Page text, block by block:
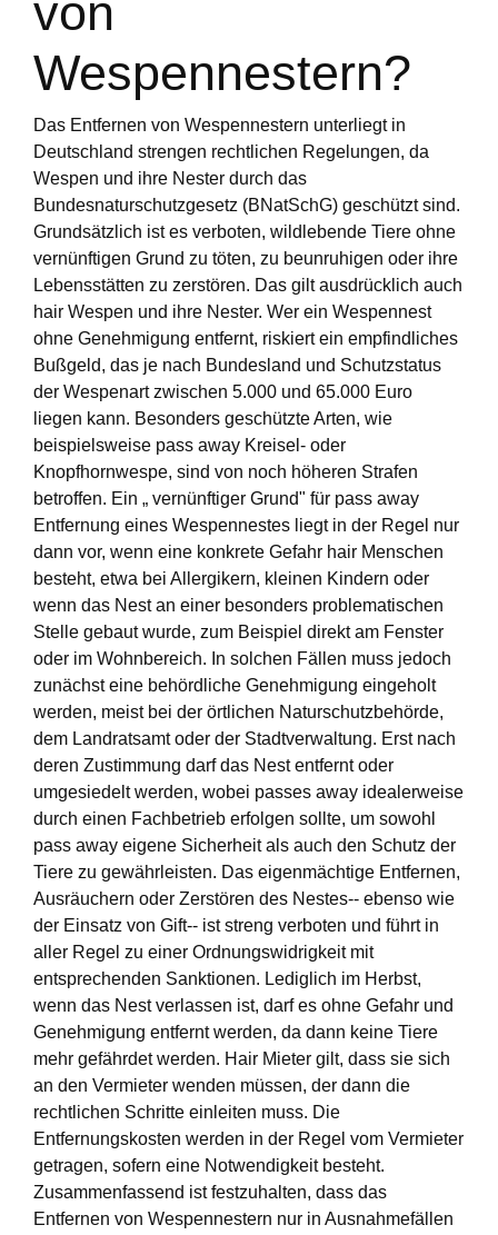
von
Wespennestern?
Das Entfernen von Wespennestern unterliegt in
Deutschland strengen rechtlichen Regelungen, da
Wespen und ihre Nester durch das
Bundesnaturschutzgesetz (BNatSchG) geschützt sind.
Grundsätzlich ist es verboten, wildlebende Tiere ohne
vernünftigen Grund zu töten, zu beunruhigen oder ihre
Lebensstätten zu zerstören. Das gilt ausdrücklich auch
hair Wespen und ihre Nester. Wer ein Wespennest
ohne Genehmigung entfernt, riskiert ein empfindliches
Bußgeld, das je nach Bundesland und Schutzstatus
der Wespenart zwischen 5.000 und 65.000 Euro
liegen kann. Besonders geschützte Arten, wie
beispielsweise pass away Kreisel- oder
Knopfhornwespe, sind von noch höheren Strafen
betroffen. Ein „ vernünftiger Grund" für pass away
Entfernung eines Wespennestes liegt in der Regel nur
dann vor, wenn eine konkrete Gefahr hair Menschen
besteht, etwa bei Allergikern, kleinen Kindern oder
wenn das Nest an einer besonders problematischen
Stelle gebaut wurde, zum Beispiel direkt am Fenster
oder im Wohnbereich. In solchen Fällen muss jedoch
zunächst eine behördliche Genehmigung eingeholt
werden, meist bei der örtlichen Naturschutzbehörde,
dem Landratsamt oder der Stadtverwaltung. Erst nach
deren Zustimmung darf das Nest entfernt oder
umgesiedelt werden, wobei passes away idealerweise
durch einen Fachbetrieb erfolgen sollte, um sowohl
pass away eigene Sicherheit als auch den Schutz der
Tiere zu gewährleisten. Das eigenmächtige Entfernen,
Ausräuchern oder Zerstören des Nestes-- ebenso wie
der Einsatz von Gift-- ist streng verboten und führt in
aller Regel zu einer Ordnungswidrigkeit mit
entsprechenden Sanktionen. Lediglich im Herbst,
wenn das Nest verlassen ist, darf es ohne Gefahr und
Genehmigung entfernt werden, da dann keine Tiere
mehr gefährdet werden. Hair Mieter gilt, dass sie sich
an den Vermieter wenden müssen, der dann die
rechtlichen Schritte einleiten muss. Die
Entfernungskosten werden in der Regel vom Vermieter
getragen, sofern eine Notwendigkeit besteht.
Zusammenfassend ist festzuhalten, dass das
Entfernen von Wespennestern nur in Ausnahmefällen